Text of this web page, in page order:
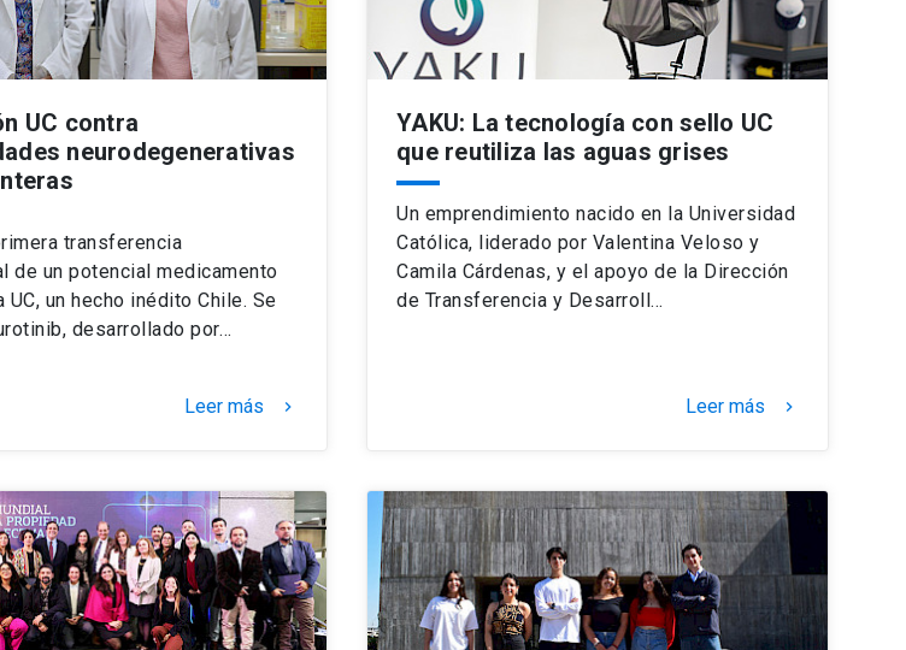
UC contra
neurodegenerativas
transferencia
de un potencial medicamento
UC, un hecho inédito Chile. Se
desarrollado por…
Leer más keyboard_arrow_right
YAKU: La tecnología con sello UC
que reutiliza las aguas grises
Un emprendimiento nacido en la Universidad
Católica, liderado por Valentina Veloso y
Camila Cárdenas, y el apoyo de la Dirección
de Transferencia y Desarroll…
Leer más keyboard_arrow_right